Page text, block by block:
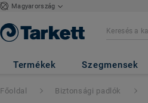
Magyarország
Termékek Szegmensek
Granit Safe.T -
Főoldal Biztonsági padlók